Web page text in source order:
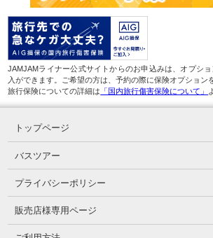
JAMJAMライナー公式サイトからのお申込みは、オプシ
入ができます。ご希望の方は、予約の際に保険オプション
旅行保険についての詳細は 「国内旅行傷害保険について」
トップページ
バスツアー
プライバシーポリシー
販売店様専用ページ